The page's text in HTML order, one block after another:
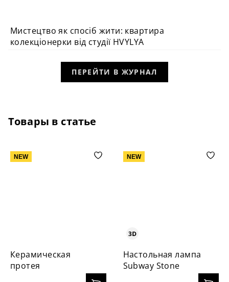
ВИБІР РЕДАКЦІЇ
Мистецтво як спосіб жити: квартира
колекціонерки від студії HVYLYA
ПЕРЕЙТИ В ЖУРНАЛ
Товары в статье
NEW
Керамическая
протея
NEW
Настольная лампа
Subway Stone